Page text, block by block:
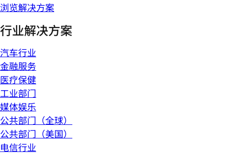
浏览解决方案
行业解决方案
汽车行业
金融服务
医疗保健
工业部门
媒体娱乐
公共部门（全球）
公共部门（美国）
电信行业